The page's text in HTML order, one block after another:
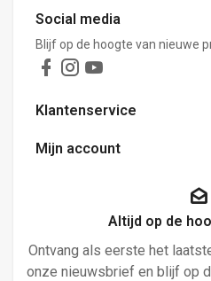
Social media
Blijf op de hoogte van nieuwe
Klantenservice
Mijn account
Altijd op de
Ontvang als eerste het
onze nieuwsbrief en blijf op